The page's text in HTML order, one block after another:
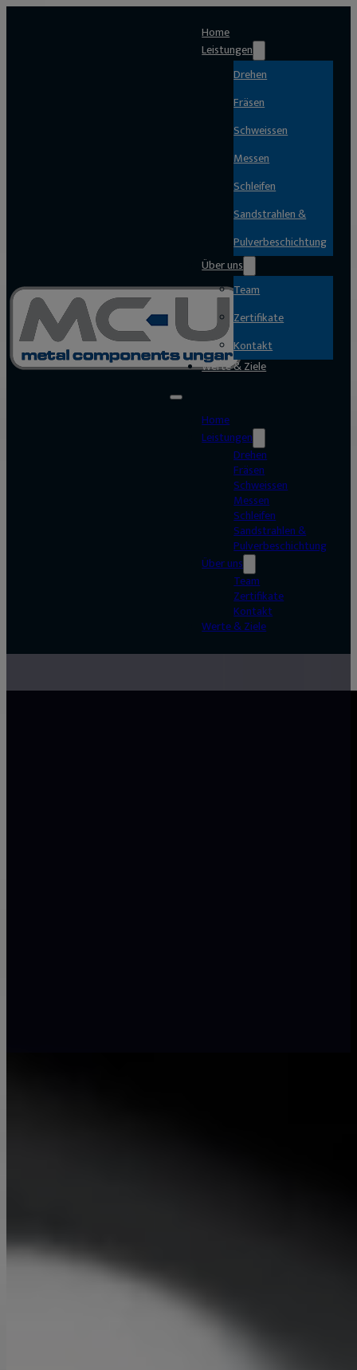
Home
Leistungen
Drehen
Fräsen
Schweissen
Messen
Schleifen
Sandstrahlen &
Pulverbeschichtung
Über uns
Team
Zertifikate
Kontakt
Werte & Ziele
Home
Leistungen
Drehen
Fräsen
Schweissen
Messen
Schleifen
Sandstrahlen &
Pulverbeschichtung
Über uns
Team
Zertifikate
Kontakt
Werte & Ziele